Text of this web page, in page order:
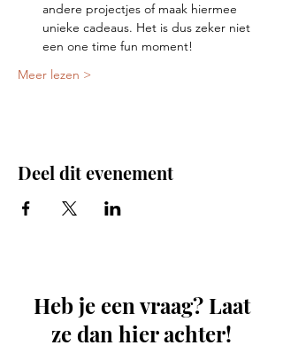
andere projectjes of maak hiermee
unieke cadeaus. Het is dus zeker niet
een one time fun moment!
Meer lezen >
Deel dit evenement
Heb je een vraag? Laat
ze dan hier achter!